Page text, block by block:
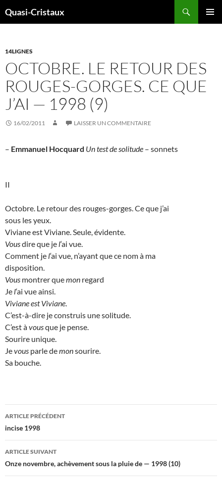
auQuasi-Cristaux
14LIGNES
OCTOBRE. LE RETOUR DES
ROUGES-GORGES. CE QUE
J’AI — 1998 (9)
16/02/2011 LAISSER UN COMMENTAIRE
– Emmanuel Hocquard Un test de solitude – sonnets
II
Octobre. Le retour des rouges-gorges. Ce que j’ai
sous les yeux.
Viviane est Viviane. Seule, évidente.
Vousdire que je l‘ai vue.
Comment je l‘ai vue, n’ayant que ce nom à ma
disposition.
Vous montrer quemon regard
Je l‘ai vue ainsi.
Viviane est Viviane.
C’est-à-dire je construis une solitude.
C’est àvousque je pense.
Sourire unique.
Jevous parle demonsourire.
Sa bouche.
Navigation
des
articles
ARTICLE PRÉCÉDENT
incise 1998
ARTICLE SUIVANT
Onze novembre, achèvement sous la pluie de — 1998 (10)